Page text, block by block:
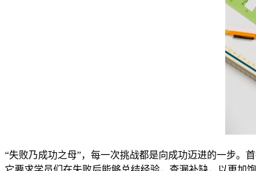
“失败乃成功之母”，每一次挑战都是向成功迈进的一步。